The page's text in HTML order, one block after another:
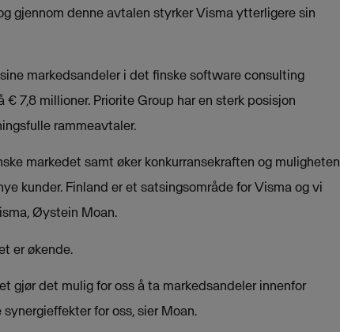
gjennom denne avtalen styrker Visma ytterligere sin
markedsandeler i det finske software consulting
7,8 millioner. Priorite Group har en sterk posisjon
rammeavtaler.
markedet samt øker konkurransekraften og muligheten
kunder. Finland er et satsingsområde for Visma og vi
Øystein Moan.
er økende.
gjør det mulig for oss å ta markedsandeler innenfor
for oss, sier Moan.